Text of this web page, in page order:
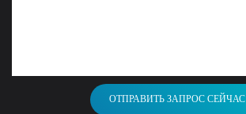
ОТПРАВИТЬ ЗАПРОС СЕЙЧАС